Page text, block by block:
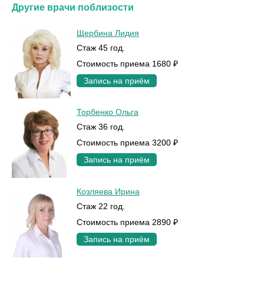
Другие врачи поблизости
Щербина Лидия
Стаж 45 год.
Стоимость приема 1680 ₽
Запись на приём
Торбенко Ольга
Стаж 36 год.
Стоимость приема 3200 ₽
Запись на приём
Козляева Ирина
Стаж 22 год.
Стоимость приема 2890 ₽
Запись на приём